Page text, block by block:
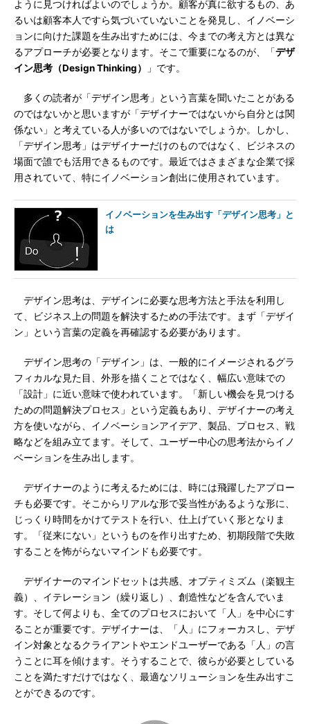
ように見つければよいのでしょうか。顧客が真に欲するもの、あ
るいは顧客本人ですら気づいていないことを発見し、イノベーシ
ョンに向けた課題を生み出すためには、今までの考え方とは異な
るアプローチが必要となります。そこで重要になるのが、「デザ
イン思考（Design Thinking）
」です。
多くの読者が「デザイン思考」という言葉を聞いたことがある
のではないかと思いますが「デザイナーではないから自分とは関
係ない」と考えている人が多いのではないでしょうか。しかし、
「デザイン思考」はデザイナーだけのものではなく、ビジネスの
場面で誰でも活用できるものです。最近ではさまざまな企業で採
用されていて、特にイノベーション創出に使用されています。
イノベーションを生み出す「デザイン思考」と
は
デザイン思考は、デザインに必要な思考方法と手法を利用し
て、ビジネス上の問題を解決するための手法です。まず「デザイ
ン」という言葉の定義を再確認する必要があります。
デザイン思考の「デザイン」は、一般的にイメージされるグラ
フィカルな見た目、外形を描くことではなく、幅広い意味での
「設計」に近い意味で使われています。「新しい機会を見つける
ための問題解決プロセス」という定義もあり、デザイナーの考え
方を使いながら、イノベーションアイデア、製品、プロセス、戦
略などを組み立てます。そして、ユーザー中心の思考法からイノ
ベーションを生み出します。
デザイナーのように考えるためには、時には飛躍したアプロー
チも必要です。そこからリアルな形で妥当性があるような形に、
じっくり時間をかけてテストを行い、仕上げていく形となりま
す。「従来にない」というものを作り出すため、初期段階で失敗
することを怖がらないマインドも必要です。
デザイナーのマインドセットは共感、オプティミズム（楽観主
義）、イテレーション（繰り返し）、創造性などを含んでいま
す。そして何よりも、全てのプロセスにおいて「人」を中心にす
ることが重要です。デザイナーは、「人」にフォーカスし、デザ
イン対象となるクライアントやエンドユーザーである「人」の言
うことに耳を傾けます。そうすることで、彼らが必要としている
ことを満たすだけではなく、最適なソリューションを生み出すこ
とができるのです。